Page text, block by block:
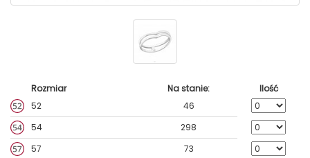
Rozmiar Na stanie:
Ilość
52
46
54
298
57
73